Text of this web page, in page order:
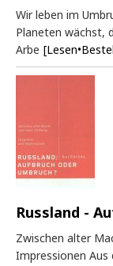
Wir leben im
Planeten wächst,
Arbe
Russland -
Zwischen alter
Impressionen Aus